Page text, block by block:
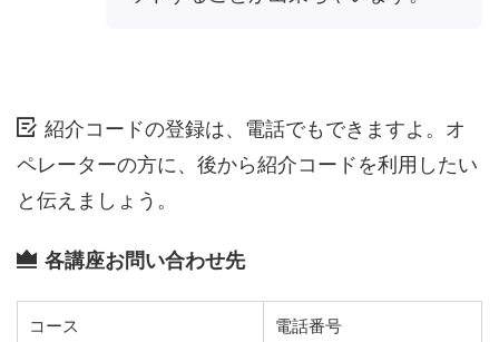
紹介コードの登録は、電話でもできますよ。オ
ペレーターの方に、後から紹介コードを利用したい
と伝えましょう。
各講座お問い合わせ先
コース 電話番号